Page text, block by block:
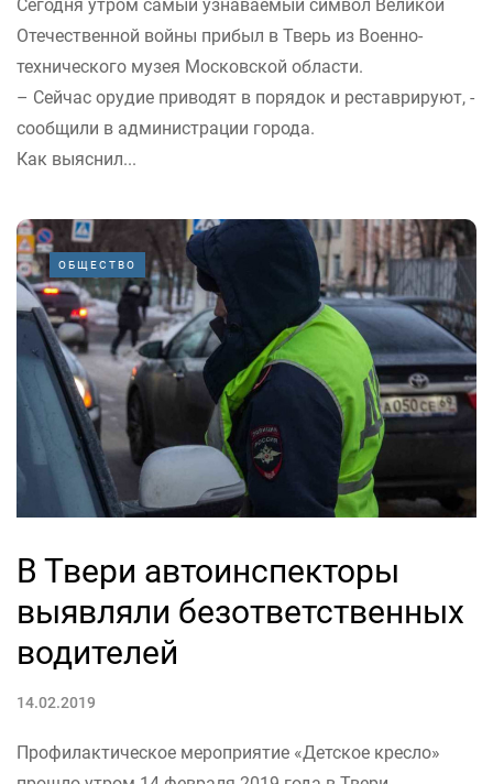
Сегодня утром самый узнаваемый символ Великой
Отечественной войны прибыл в Тверь из Военно-
технического музея Московской области.
– Сейчас орудие приводят в порядок и реставрируют, -
сообщили в администрации города.
Как выяснил...
ОБЩЕСТВО
В Твери автоинспекторы
выявляли безответственных
водителей
14.02.2019
Профилактическое мероприятие «Детское кресло»